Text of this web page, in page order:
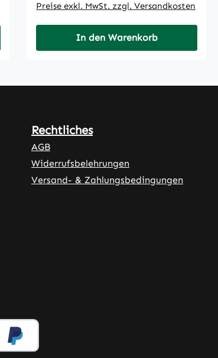
Preise exkl. MwSt. zzgl. Versandkosten
In den Warenkorb
Rechtliches
AGB
Widerrufsbelehrungen
Versand- & Zahlungsbedingungen